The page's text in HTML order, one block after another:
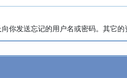
你发送忘记的用户名或密码。其它的